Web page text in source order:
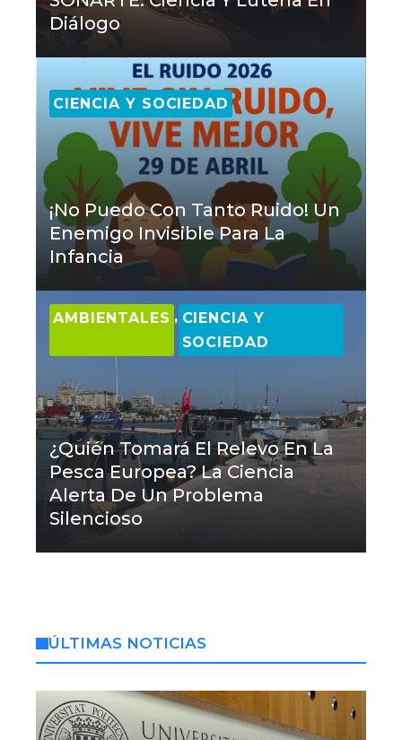
Diálogo
CIENCIA Y SOCIEDAD
¡No Puedo Con Tanto Ruido! Un
Enemigo Invisible Para La
Infancia
AMBIENTALES , CIENCIA Y
SOCIEDAD
¿Quién Tomará El Relevo En La
Pesca Europea? La Ciencia
Alerta De Un Problema
Silencioso
ÚLTIMAS NOTICIAS